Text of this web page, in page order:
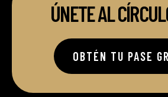
ÚNETE AL
OBTÉN TU PASE